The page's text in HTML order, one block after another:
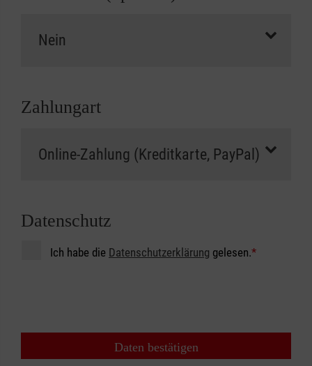
Zahlungart
Datenschutz
Ich habe die Datenschutzerklärung gelesen.*
Daten bestätigen